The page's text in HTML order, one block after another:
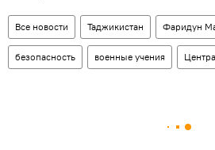
Все новости Таджикистан Фаридун
безопасность военные учения